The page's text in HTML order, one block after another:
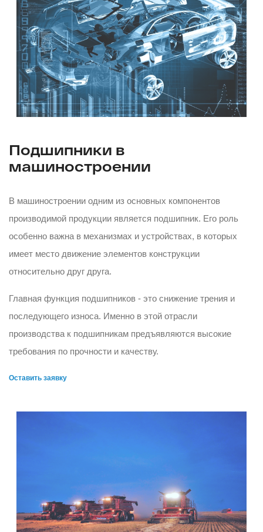
Подшипники в
машиностроении
В машиностроении одним из основных компонентов
производимой продукции является подшипник. Его роль
особенно важна в механизмах и устройствах, в которых
имеет место движение элементов конструкции
относительно друг друга.
Главная функция подшипников - это снижение трения и
последующего износа. Именно в этой отрасли
производства к подшипникам предъявляются высокие
требования по прочности и качеству.
Оставить заявку